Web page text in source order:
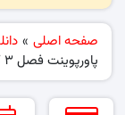
صفحه اصلی »
پاورپوینت فصل ۳ کتاب مدیریت بازاریابی ورزشی